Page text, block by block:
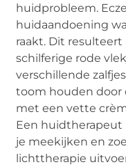
huidprobleem.
huidaandoening
raakt. Dit
schilferige rode
verschillende
toom houden door
met een vette
Een huidtherapeut
je meekijken en
lichttherapie